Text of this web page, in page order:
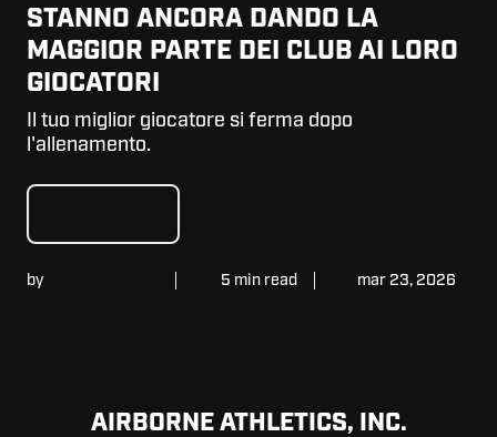
STANNO ANCORA DANDO LA
MAGGIOR PARTE DEI CLUB AI LORO
GIOCATORI
Il tuo miglior giocatore si ferma dopo
l'allenamento.
by 5 min read mar 23, 2026
AIRBORNE ATHLETICS, INC.